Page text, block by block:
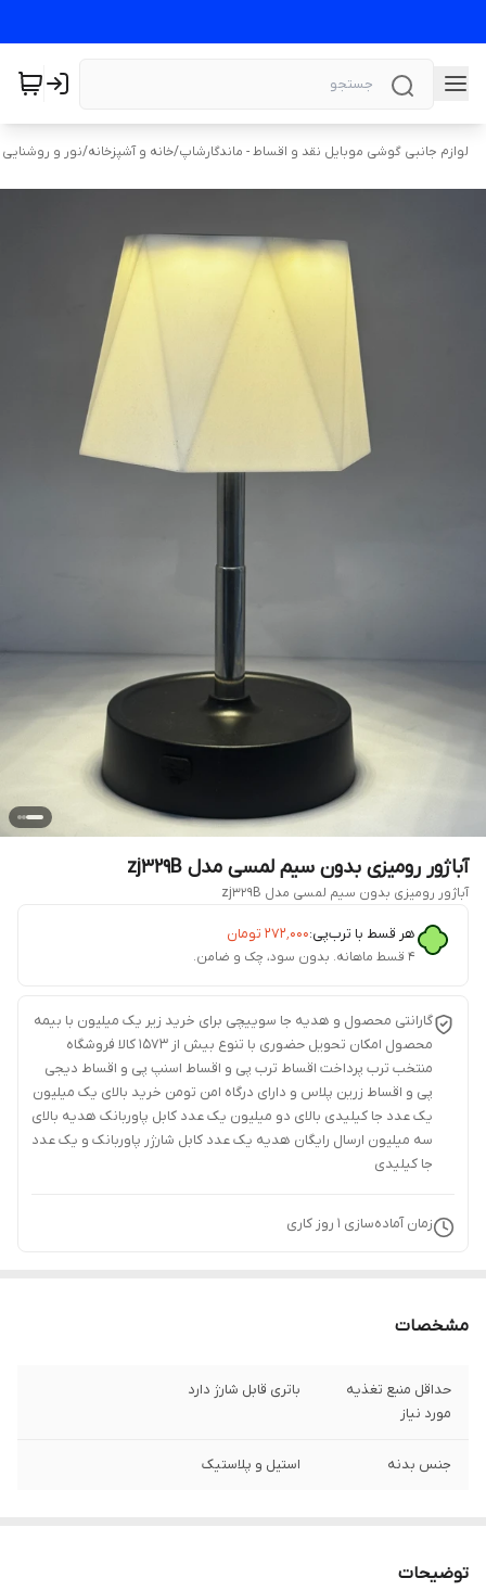
لوازم جانبی گوشی موبایل نقد و اقساط - ماندگارشاپ/خانه و آشپزخانه/نور و روشنایی
آباژور رومیزی بدون سیم لمسی مدل zj329B
آباژور رومیزی بدون سیم لمسی مدل zj329B
هر قسط با ترب‌پی:۲۷۲٬۰۰۰ تومان
۴ قسط ماهانه. بدون سود، چک و ضامن.
گارانتی محصول و هدیه جا سوییچی برای خرید زیر یک میلیون با بیمه
محصول امکان تحویل حضوری با تنوع بیش از 1573 کالا فروشگاه
منتخب ترب پرداخت اقساط ترب پی و اقساط اسنپ پی و اقساط دیجی
پی و اقساط زرین پلاس و دارای درگاه امن تومن خرید بالای یک میلیون
یک عدد جا کیلیدی بالای دو میلیون یک عدد کابل پاوربانک هدیه بالای
سه میلیون ارسال رایگان هدیه یک عدد کابل شارژر پاوربانک و یک عدد
جا کیلیدی
زمان آماده‌سازی 1 روز کاری
مشخصات
حداقل منبع تغذیه
مورد نیاز
باتری قابل شارژ دارد
جنس بدنه استیل و پلاستیک
توضیحات